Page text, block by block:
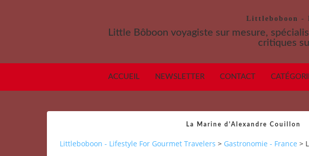
Littleboboon -
Little Bôboon voyagiste sur mesure,
critiques
ACCUEIL NEWSLETTER CONTACT
La Marine d'Alexandre Couillon
Littleboboon - Lifestyle For Gourmet Travelers > Gastronomie - France >